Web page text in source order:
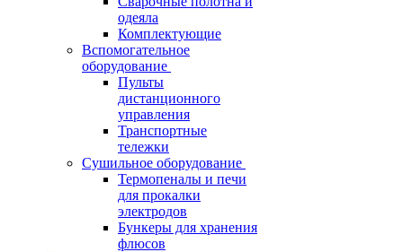
одеяла
Комплектующие
Вспомогательное
оборудование
Пульты
дистанционного
управления
Транспортные
тележки
Сушильное оборудование
Термопеналы и печи
для прокалки
электродов
Бункеры для хранения
флюсов